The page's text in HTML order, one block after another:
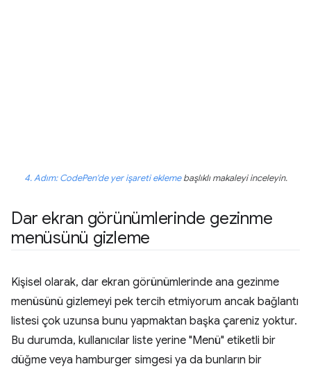
4. Adım: CodePen'de yer işareti eklemebaşlıklı makaleyi inceleyin.
Dar ekran görünümlerinde gezinme
menüsünü gizleme
Kişisel olarak, dar ekran görünümlerinde ana gezinme
menüsünü gizlemeyi pek tercih etmiyorum ancak bağlantı
listesi çok uzunsa bunu yapmaktan başka çareniz yoktur.
Bu durumda, kullanıcılar liste yerine "Menü" etiketli bir
düğme veya hamburger simgesi ya da bunların bir